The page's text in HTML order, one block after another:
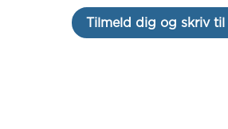
Tilmeld dig og skriv til